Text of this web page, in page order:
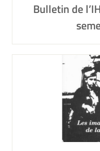
Bulletin de